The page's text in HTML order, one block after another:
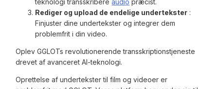
Rediger og upload de endelige undertekster :
Finjuster dine undertekster og integrer dem
problemfrit i din video.
Oplev GGLOTs revolutionerende transskriptionstjeneste
drevet af avanceret AI-teknologi.
Oprettelse af undertekster til film og videoer er